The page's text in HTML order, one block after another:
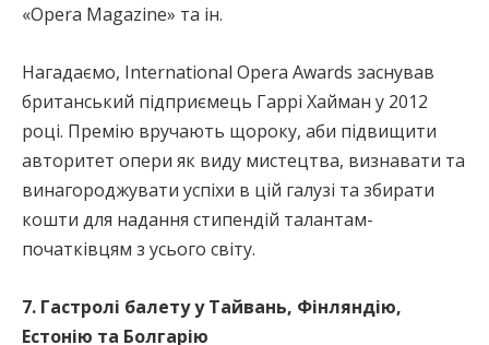
«Opera Magazine» та ін.
Нагадаємо, International Opera Awards заснував
британський підприємець Гаррі Хайман у 2012
році. Премію вручають щороку, аби підвищити
авторитет опери як виду мистецтва, визнавати та
винагороджувати успіхи в цій галузі та збирати
кошти для надання стипендій талантам-
початківцям з усього світу.
7. Гастролі балету у Тайвань, Фінляндію,
Естонію та Болгарію